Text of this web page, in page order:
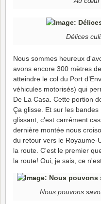
Délices
Nous sommes heureux
avons encore 300 mètres
atteindre le col du Port
véhicules motorisés) qui
De La Casa. Cette portion
Ça glisse. Et sur les
glissant, c'est carrément
dernière montée nous
du retour vers le Royaume-
la route. C'est le premier
la route! Oui, je sais, ce
Nous pouvons